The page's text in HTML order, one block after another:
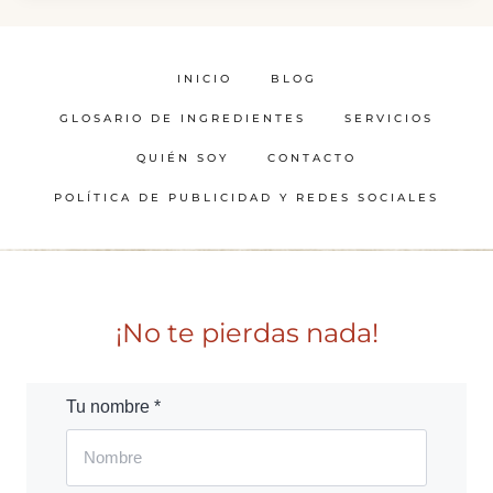
INICIO BLOG
GLOSARIO DE INGREDIENTES SERVICIOS
QUIÉN SOY CONTACTO
POLÍTICA DE PUBLICIDAD Y REDES SOCIALES
¡No te pierdas nada!
Tu nombre *